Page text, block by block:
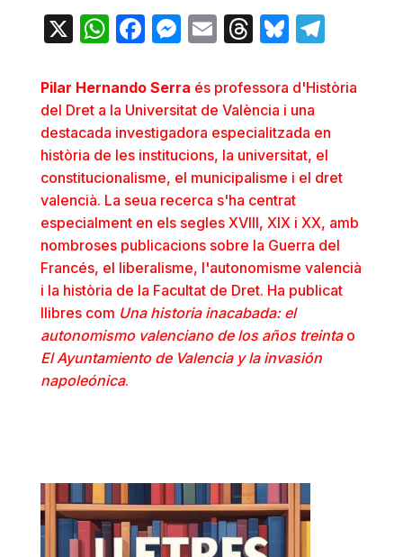
X WhatsApp
Facebook
Messenger
EmailThreads
Bluesky
Pilar Hernando Serra és professora d'Història
del Dret a la Universitat de València i una
destacada investigadora especialitzada en
història de les institucions, la universitat, el
constitucionalisme, el municipalisme i el dret
valencià. La seua recerca s'ha centrat
especialment en els segles XVIII, XIX i XX, amb
nombroses publicacions sobre la Guerra del
Francés, el liberalisme, l'autonomisme valencià
i la història de la Facultat de Dret. Ha publicat
llibres com Una historia inacabada: el
autonomismo valenciano de los años treintao
El Ayuntamiento de Valencia y la invasión
napoleónica.